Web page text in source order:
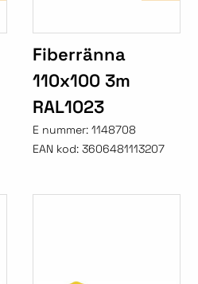
Fiberränna
110x100 3m
RAL1023
E nummer: 1148708
EAN kod: 3606481113207